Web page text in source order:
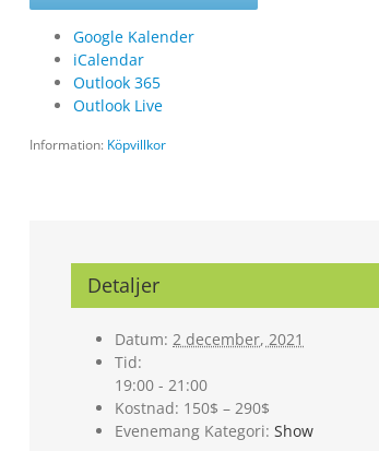
Google Kalender
iCalendar
Outlook 365
Outlook Live
Information: Köpvillkor
Detaljer
Datum: 2 december, 2021
Tid:
19:00 - 21:00
Kostnad: 150$ – 290$
Evenemang Kategori: Show